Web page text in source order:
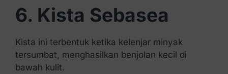
6. Kista Sebasea
Kista ini terbentuk ketika kelenjar minyak
tersumbat, menghasilkan benjolan kecil di
bawah kulit.